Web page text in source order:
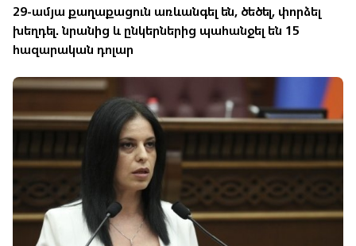
29-ամյա քաղաքացուն առևանգել են, ծեծել, փորձել
խեղդել. նրանից և ընկերներից պահանջել են 15
հազարական դոլար